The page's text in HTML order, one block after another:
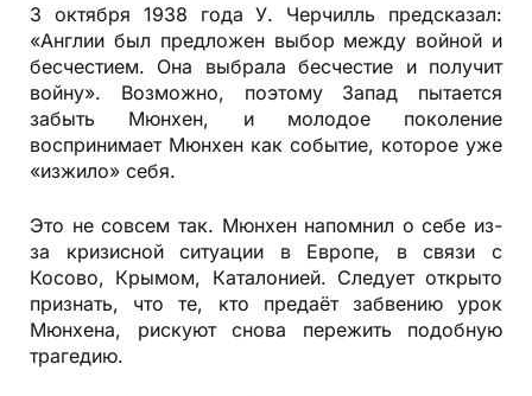
3 октября 1938 года У. Черчилль предсказал:
«Англии был предложен выбор между войной и
бесчестием. Она выбрала бесчестие и получит
войну». Возможно, поэтому Запад пытается
забыть Мюнхен, и молодое поколение
воспринимает Мюнхен как событие, которое уже
«изжило» себя.
Это не совсем так. Мюнхен напомнил о себе из-
за кризисной ситуации в Европе, в связи с
Косово, Крымом, Каталонией. Следует открыто
признать, что те, кто предаёт забвению урок
Мюнхена, рискуют снова пережить подобную
трагедию.